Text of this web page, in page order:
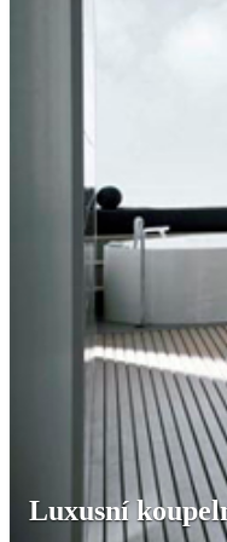
Luxusní